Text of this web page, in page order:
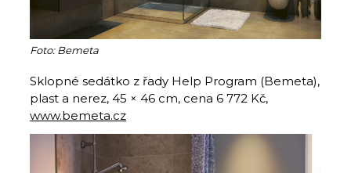
Foto: Bemeta
Sklopné sedátko z řady Help Program (Bemeta),
plast a nerez, 45 × 46 cm, cena 6 772 Kč,
www.bemeta.cz